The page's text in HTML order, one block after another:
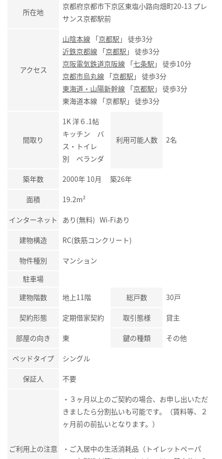
所在地
京都府京都市下京区東塩小路向畑町20-13 プレ
サンス京都駅前
アクセス
山陰本線 「京都駅 」 徒歩3分
近鉄京都線 「京都駅 」 徒歩3分
京阪電気鉄道京阪線 「七条駅 」 徒歩10分
京都市烏丸線 「京都駅 」 徒歩3分
東海道・山陽新幹線 「京都駅 」 徒歩3分
東海道本線 「京都駅」 徒歩3分
間取り
1K 洋６.1帖
キッチン バ
ス・トイレ
別 ベランダ
利用可能人数 2名
築年数 2000年 10月 築26年
面積 19.2m²
インターネット あり(無料) Wi-Fiあり
建物構造 RC(鉄筋コンクリート)
物件種別
マンション
駐車場
建物階数
地上11階 総戸数 30戸
契約形態 定期借家契約 取引態様 貸主
部屋の向き 東 鍵の種類 その他
ベッドタイプ シングル
保証人 不要
ご利用上の注意
・３ヶ月以上のご契約の場合、お申し出いただ
きましたら分割払いも可能です。（賃料等、２
ヶ月前の前払いとなります。）
・ご入居中の生活消耗品（トイレットペーパ